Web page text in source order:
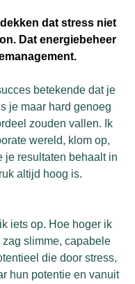
dat stress niet
Dat energiebeheer
betekende dat je
je maar hard genoeg
zouden vallen. Ik
wereld, klom op,
je resultaten behaalt in
altijd hoog is.
iets op. Hoe hoger ik
slimme, capabele
die door stress,
hun potentie en vanuit